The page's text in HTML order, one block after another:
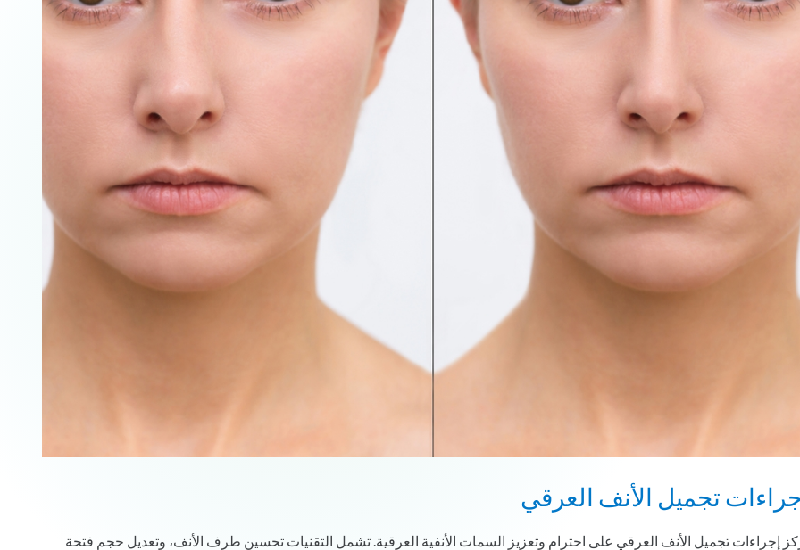
تجميل الأنف العرقي
إجراءات تجميل الأنف العرقي على احترام وتعزيز السمات الأنفية العرقية. تشمل التقنيات تحسين طرف الأنف، وتعديل حجم فتحة